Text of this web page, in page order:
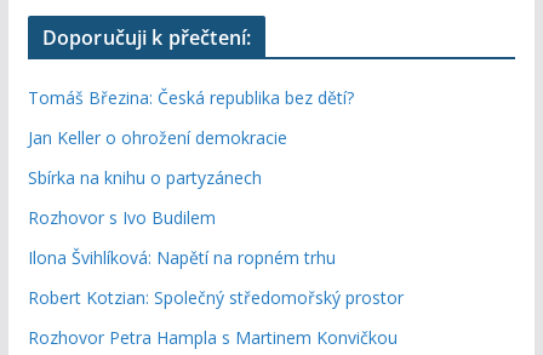
Doporučuji k přečtení:
Tomáš Březina: Česká republika bez dětí?
Jan Keller o ohrožení demokracie
Sbírka na knihu o partyzánech
Rozhovor s Ivo Budilem
Ilona Švihlíková: Napětí na ropném trhu
Robert Kotzian: Společný středomořský prostor
Rozhovor Petra Hampla s Martinem Konvičkou